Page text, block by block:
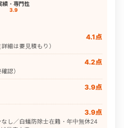
績・専門性
3.9
4.1点
細は要見積もり）
4.2点
認）
3.9点
3.9点
し／白蟻防除士在籍・年中無休24